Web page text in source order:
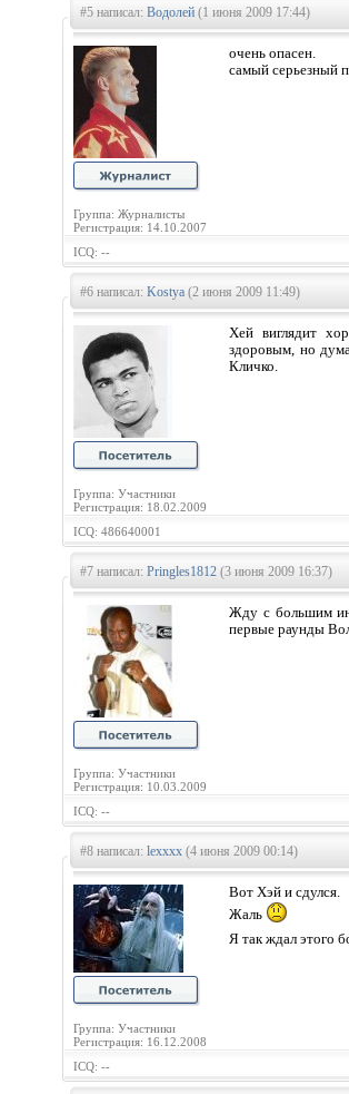
#5 написал: Водолей (1 июня 2009 17:44)
Группа: Журналисты
Регистрация: 14.10.2007
очень опасен.
самый серьезный
ICQ: --
#6 написал: Kostya (2 июня 2009 11:49)
Группа: Участники
Регистрация: 18.02.2009
Хей виглядит
здоровым, но
Кличко.
ICQ: 486640001
#7 написал: Pringles1812 (3 июня 2009 16:37)
Группа: Участники
Регистрация: 10.03.2009
Жду с большим
первые раунды
ICQ: --
#8 написал: lexxxx (4 июня 2009 00:14)
Группа: Участники
Регистрация: 16.12.2008
Вот Хэй и сдулся.
Жаль
Я так ждал этого
ICQ: --